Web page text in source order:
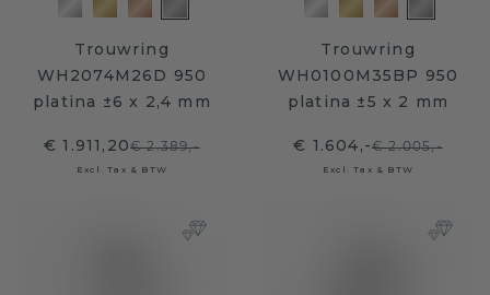
Trouwring
WH2074M26D 950
platina ±6 x 2,4 mm
€ 1.911,20€ 2.389,-
Excl. Tax & BTW
Trouwring
WH0100M35BP 950
platina ±5 x 2 mm
€ 1.604,-€ 2.005,-
Excl. Tax & BTW